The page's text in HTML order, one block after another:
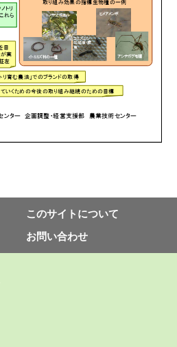
このサイトについて
お問い合わせ